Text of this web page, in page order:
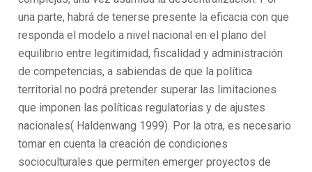
una parte, habrá de tenerse presente la eficacia con que
responda el modelo a nivel nacional en el plano del
equilibrio entre legitimidad, fiscalidad y administración
de competencias, a sabiendas de que la política
territorial no podrá pretender superar las limitaciones
que imponen las políticas regulatorias y de ajustes
nacionales( Haldenwang 1999). Por la otra, es necesario
tomar en cuenta la creación de condiciones
socioculturales que permiten emerger proyectos de